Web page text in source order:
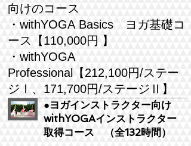
向けのコース
・withYOGA Basics ヨガ基礎コ
ース【110,000円 】
・withYOGA
Professional
【212,100円/ステー
ジⅠ、171,700円/ステージⅡ】
●ヨガインストラクター向け
withYOGAインストラクター
取得コース （全132時間）